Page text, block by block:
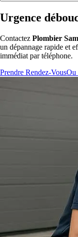
Urgence
Contactez Plombier
un dépannage rapide et
immédiat par téléphone.
Prendre Rendez-VousOu